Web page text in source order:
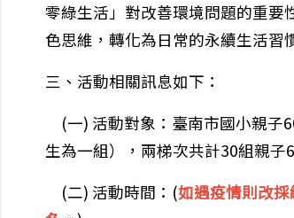
零綠生活」對改善環境問題的重要
色思維，轉化為日常的永續生活習
三、活動相關訊息如下：
(一) 活動對象：臺南市國小親子
生為一組），兩梯次共計30組親子
(二) 活動時間：(如遇疫情則改